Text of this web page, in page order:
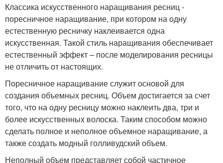
Классика искусственного наращивания ресниц -
поресничное наращивание, при котором на одну
естественную ресничку наклеивается одна
искусственная. Такой стиль наращивания обеспечивает
естественный эффект – после моделирования ресницы
не отличить от настоящих.
Поресничное наращивание служит основой для
создания объемных ресниц. Объем достигается за счет
того, что на одну ресницу можно наклеить два, три и
более искусственных волоска. Таким способом можно
сделать полное и неполное объемное наращивание, а
также создать модный голливудский объем.
Неполный объем представляет собой частичное